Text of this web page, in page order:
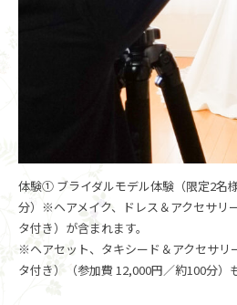
体験① ブライダルモデル体験（限定2名
分）※ヘアメイク、ドレス＆アクセサリ
タ付き）が含まれます。
※ヘアセット、タキシード＆アクセサリ
タ付き）（参加費 12,000円／約100分）